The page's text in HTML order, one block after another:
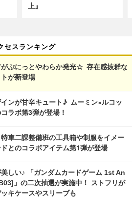
上』
セスランキング
がぷにっとやわらか発光☆ 存在感抜群な
が新登場
インが甘辛キュート♪ ムーミン×ルコッ
ラボ第3弾が登場！
特車二課整備班の工具箱や制服をイメー
とのコラボアイテム第1弾が登場
しい♪ 「ガンダムカードゲーム 1st An
」の二次抽選が実施中！ ストフリが
キケースやスリーブも